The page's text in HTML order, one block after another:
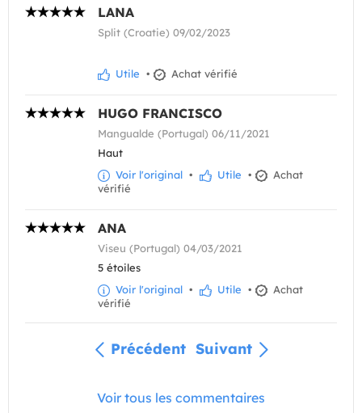
LANA
Split (Croatie) 09/02/2023
Utile • Achat vérifié
HUGO FRANCISCO
Mangualde (Portugal) 06/11/2021
Haut
Voir l'original • Utile •
Achat
vérifié
ANA
Viseu (Portugal) 04/03/2021
5 étoiles
Voir l'original • Utile •
Achat
vérifié
Précédent Suivant
Voir tous les commentaires